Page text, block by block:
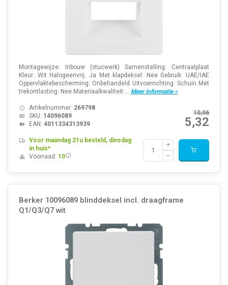
Montagewijze: Inbouw (stucwerk) Samenstelling: Centraalplaat
Kleur: Wit Halogeenvrij: Ja Met klapdeksel: Nee Gebruik: UAE/IAE
Oppervlaktebescherming: Onbehandeld Uitvoerrichting: Schuin Met
trekontlasting: Nee Materiaalkwaliteit:... Meer informatie »
10,06
5,32
Artikelnummer: 269798
SKU: 14096089
EAN: 4011334313939
Voor maandag 21u besteld, dinsdag
in huis*
Voorraad: 10
Berker 10096089 blinddeksel incl. draagframe
Q1/Q3/Q7 wit